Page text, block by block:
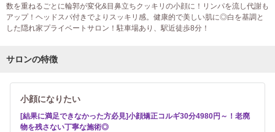
数を重ねるごとに輪郭が変化&目鼻立ちクッキリの小顔に！リンパを流し代謝も
アップ！ヘッドスパ付きでよりスッキリ感。健康的で美しい肌に◎白を基調と
した隠れ家プライベートサロン！駐車場あり、駅近徒歩8分！
サロンの特徴
小顔になりたい
[結果に満足できなかった方必見]小顔矯正コルギ30分4980円～！老廃
物を残さない丁寧な施術◎